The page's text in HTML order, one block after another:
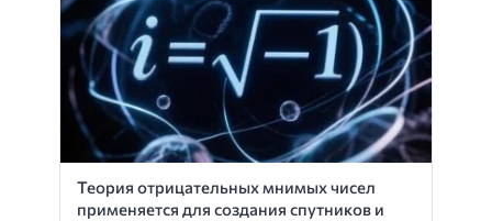
Теория отрицательных мнимых чисел
применяется для создания спутников и